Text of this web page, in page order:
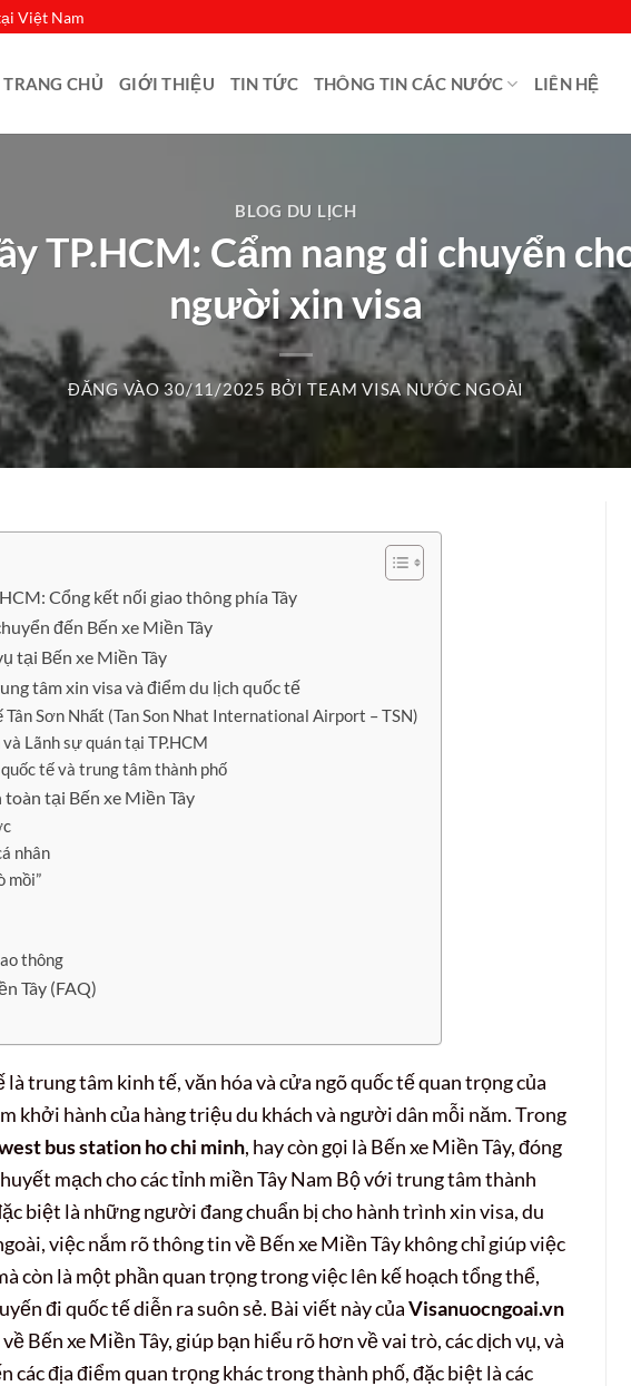
Việt Nam
TRANG CHỦ GIỚI THIỆU TIN TỨC THÔNG TIN CÁC NƯỚC LIÊN HỆ
BLOG DU LỊCH
TP.HCM: Cẩm nang di chuyển
người xin visa
ĐĂNG VÀO30/11/2025 BỞITEAM VISA NƯỚC NGOÀI
Cổng kết nối giao thông phía Tây
đến Bến xe Miền Tây
tại Bến xe Miền Tây
tâm xin visa và điểm du lịch quốc tế
Tân Sơn Nhất (Tan Son Nhat International Airport – TSN)
Lãnh sự quán tại TP.HCM
tế và trung tâm thành phố
tại Bến xe Miền Tây
nhân
mồi”
thông
Tây (FAQ)
trung tâm kinh tế, văn hóa và cửa ngõ quốc tế quan trọng của
khởi hành của hàng triệu du khách và người dân mỗi năm. Trong
bus station ho chi minh, hay còn gọi là Bến xe Miền Tây, đóng
mạch cho các tỉnh miền Tây Nam Bộ với trung tâm thành
biệt là những người đang chuẩn bị cho hành trình xin visa, du
việc nắm rõ thông tin về Bến xe Miền Tây không chỉ giúp việc
còn là một phần quan trọng trong việc lên kế hoạch tổng thể,
đi quốc tế diễn ra suôn sẻ. Bài viết này củaVisanuocngoai.vn
Bến xe Miền Tây, giúp bạn hiểu rõ hơn về vai trò, các dịch vụ, và
các địa điểm quan trọng khác trong thành phố, đặc biệt là các